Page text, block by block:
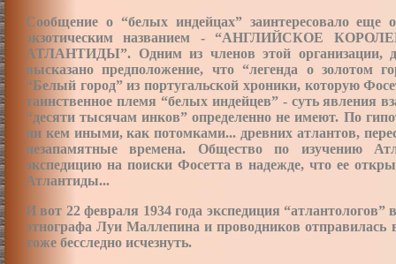
Сообщение о “белых индейцах” заинтересовало еще
экзотическим названием - “АНГЛИЙСКОЕ
АТЛАНТИДЫ”. Одним из членов этой организации,
высказано предположение, что “легенда о золотом
“Белый город” из португальской хроники, которую
таинственное племя “белых индейцев” - суть явления
“десяти тысячам инков” определенно не имеют. По
ни кем иными, как потомками... древних атлантов,
незапамятные времена. Общество по изучению
экспедицию на поиски Фосетта в надежде, что ее
Атлантиды...
И вот 22 февраля 1934 года экспедиция “атлантологов”
этнографа Луи Маллепина и проводников отправилась
тоже бесследно исчезнуть.